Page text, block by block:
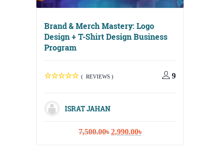
Brand & Merch Mastery: Logo
Design + T-Shirt Design Business
Program
( REVIEWS ) 9
ISRAT JAHAN
7,500.00৳ Original
2,990.00৳Current